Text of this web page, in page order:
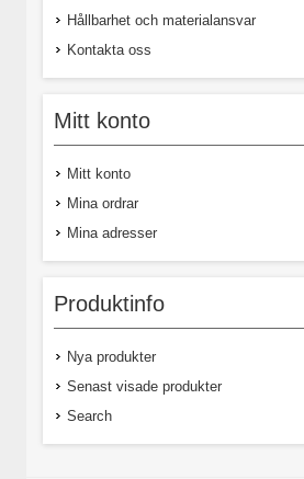
Hållbarhet och materialansvar
Kontakta oss
Mitt konto
Mitt konto
Mina ordrar
Mina adresser
Produktinfo
Nya produkter
Senast visade produkter
Search